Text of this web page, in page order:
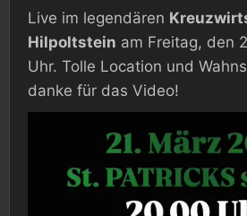
Live im legendären
Hilpoltstein am Freitag, den
Uhr. Tolle Location und
danke für das Video!